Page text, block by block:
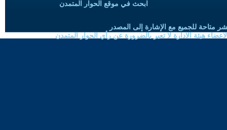
ابحث في موقع الحوار المتمدن
متاحة للجميع مع الإشارة إلى المصدر
هيئة الادارة لا تعبر بالضرورة عن رأي الحوار المتمدن